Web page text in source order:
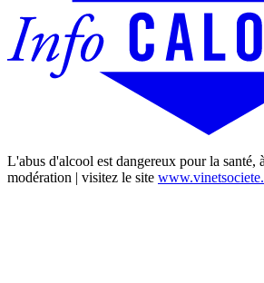
L'abus d'alcool est dangereux pour la santé,
modération | visitez le site